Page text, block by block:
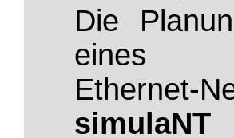
Die
eines
simulaNT